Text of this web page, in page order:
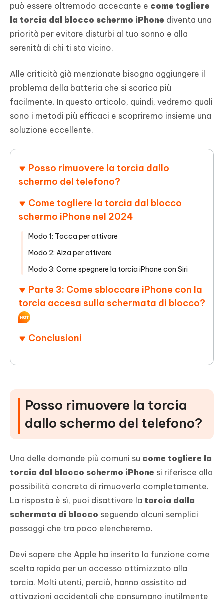
può essere oltremodo accecante e come togliere
la torcia dal blocco schermo iPhone diventa una
priorità per evitare disturbi al tuo sonno e alla
serenità di chi ti sta vicino.
Alle criticità già menzionate bisogna aggiungere il
problema della batteria che si scarica più
facilmente. In questo articolo, quindi, vedremo quali
sono i metodi più efficaci e scopriremo insieme una
soluzione eccellente.
Posso rimuovere la torcia dallo
schermo del telefono?
Come togliere la torcia dal blocco
schermo iPhone nel 2024
Modo 1: Tocca per attivare
Modo 2: Alza per attivare
Modo 3: Come spegnere la torcia iPhone con Siri
Parte 3: Come sbloccare iPhone con la
torcia accesa sulla schermata di blocco?
Conclusioni
Posso rimuovere la torcia
dallo schermo del telefono?
Una delle domande più comuni su come togliere la
torcia dal blocco schermo iPhone si riferisce alla
possibilità concreta di rimuoverla completamente.
La risposta è sì, puoi disattivare la torcia dalla
schermata di blocco seguendo alcuni semplici
passaggi che tra poco elencheremo.
Devi sapere che Apple ha inserito la funzione come
scelta rapida per un accesso ottimizzato alla
torcia. Molti utenti, perciò, hanno assistito ad
attivazioni accidentali che consumano inutilmente